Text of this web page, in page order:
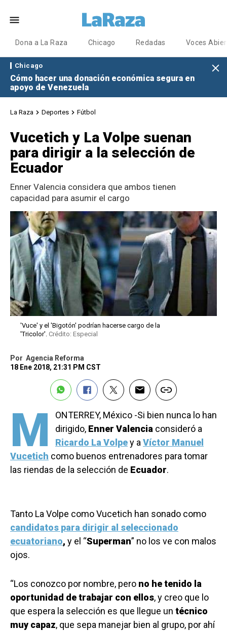
Dona a La Raza Chicago Redadas Voces
Chicago
Cómo hacer una donación económica segura en
apoyo de Venezuela
La Raza Deportes Fútbol
Vucetich y La Volpe suenan
para dirigir a la selección de
Ecuador
Enner Valencia considera que ambos tienen
capacidad para asumir el cargo
'Vuce' y el 'Bigotón' podrían hacerse cargo de la
'Tricolor'. Crédito: Especial
Por Agencia Reforma
18 Ene 2018, 21:31 PM CST
M
ONTERREY, México -Si bien nunca lo han
dirigido, Enner Valencia consideró a
Ricardo La Volpey a Víctor Manuel
Vucetich como buenos entrenadores para tomar
las riendas de la selección de Ecuador.
Tanto La Volpe como Vucetich han sonado como
candidatos para dirigir al seleccionado
ecuatoriano, y el “Superman” no los ve con malos
ojos.
“Los conozco por nombre, pero no he tenido la
oportunidad de trabajar con ellos, y creo que lo
que espera la selección es que llegue un técnico
muy capaz, que sepa manejar bien al grupo, por ahí